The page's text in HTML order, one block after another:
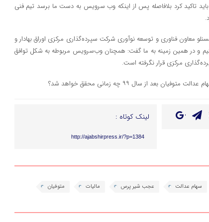
باید تاکید کرد بلافاصله پس از اینکه وب سرویس به دست ما برسد تیم فنی
معاون فناوری و توسعه نوآوری شرکت سپرده‌گذاری مرکزی اوراق بهادار و
و در همین زمینه به ما گفت: همچنان وب‌سرویس مربوطه به شکل توافق
مرکزی قرار نگرفته است.
بعد از سال ۹۹ چه زمانی محقق خواهد شد؟
لینک کوتاه :
http://ajabshirpress.ir/?p=1384
سهام عدالت عجب شیر پرس مالیات متوفیان